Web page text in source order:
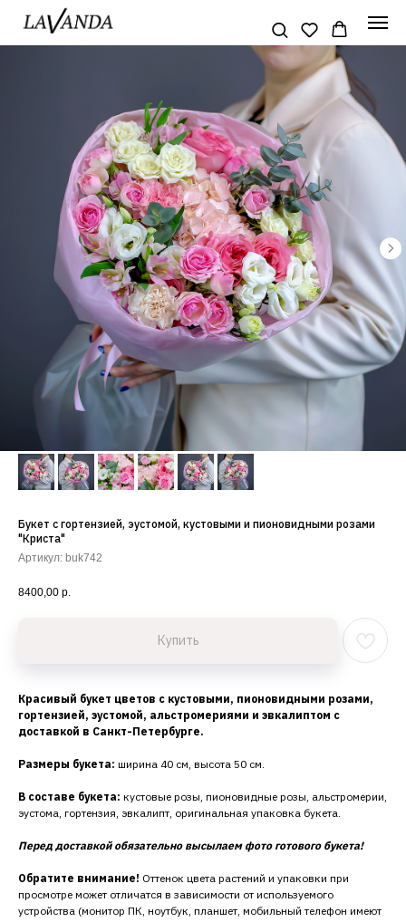
Букет с гортензией, эустомой, кустовыми и пионовидными розами
"Криста"
Артикул: buk742
8400,00 р.
Купить
Красивый букет цветов с кустовыми, пионовидными розами,
гортензией, эустомой, альстромериями и эвкалиптом с
доставкой в Санкт-Петербурге.
Размеры букета: ширина 40 см, высота 50 см.
В составе букета: кустовые розы, пионовидные розы, альстромерии,
эустома, гортензия, эвкалипт, оригинальная упаковка букета.
Перед доставкой обязательно высылаем фото готового букета!
Обратите внимание! Оттенок цвета растений и упаковки при
просмотре может отличатся в зависимости от используемого
устройства (монитор ПК, ноутбук, планшет, мобильный телефон имеют